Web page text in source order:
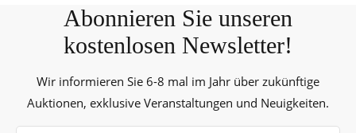
Abonnieren Sie unseren
kostenlosen Newsletter!
Wir informieren Sie 6-8 mal im Jahr über zukünftige
Auktionen, exklusive Veranstaltungen und Neuigkeiten.